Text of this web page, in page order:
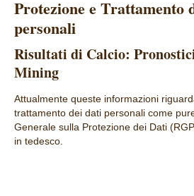
Protezione e Trattamento
personali
Risultati di Calcio:
Mining
Attualmente queste informazioni
trattamento dei dati personali come
Generale sulla Protezione dei Dati
in tedesco.